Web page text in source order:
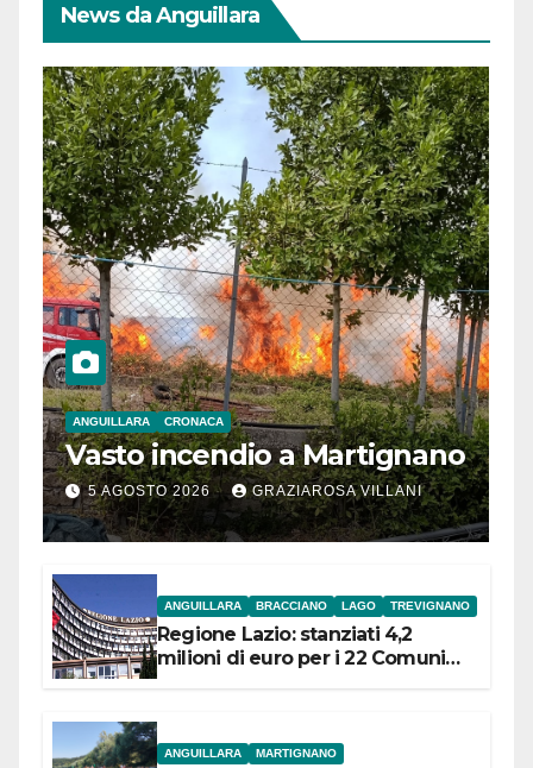
News da Anguillara
ANGUILLARA CRONACA
Vasto incendio a Martignano
5 AGOSTO 2026 GRAZIAROSA VILLANI
ANGUILLARA BRACCIANO LAGO TREVIGNANO
Regione Lazio: stanziati 4,2
milioni di euro per i 22 Comuni
ANGUILLARA MARTIGNANO